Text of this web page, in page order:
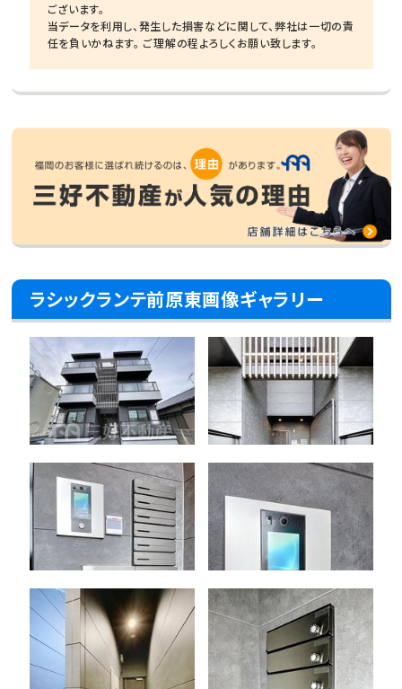
ございます。
当データを利用し、発生した損害などに関して、弊社は一切の責
任を負いかねます。 ご理解の程よろしくお願い致します。
ラシックランテ前原東画像ギャラリー